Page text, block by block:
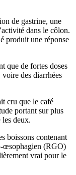
de gastrine, une
dans le côlon.
produit une réponse
que de fortes doses
voire des diarrhées
cru que le café
portant sur plus
les deux.
boissons contenant
œsophagien (RGO)
vrai pour le